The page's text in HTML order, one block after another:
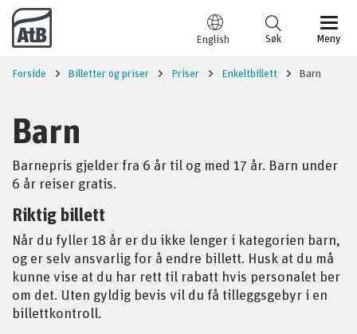
Til innhold
English Meny
Søk
Forside Billetter og priser Priser Enkeltbillett Barn
Barn
Barnepris gjelder fra 6 år til og med 17 år. Barn under
6 år reiser gratis.
Riktig billett
Når du fyller 18 år er du ikke lenger i kategorien barn,
og er selv ansvarlig for å endre billett. Husk at du må
kunne vise at du har rett til rabatt hvis personalet ber
om det. Uten gyldig bevis vil du få tilleggsgebyr i en
billettkontroll.